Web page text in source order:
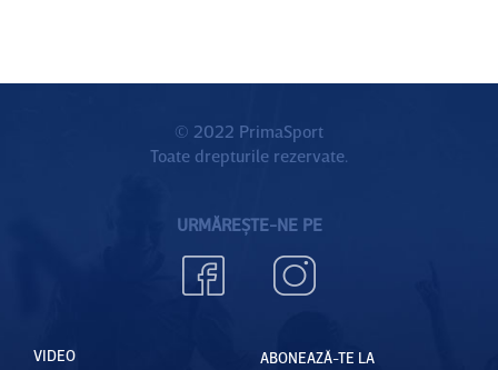
© 2022 PrimaSport
Toate drepturile rezervate.
URMĂREȘTE-NE PE
VIDEO
ABONEAZĂ-TE LA